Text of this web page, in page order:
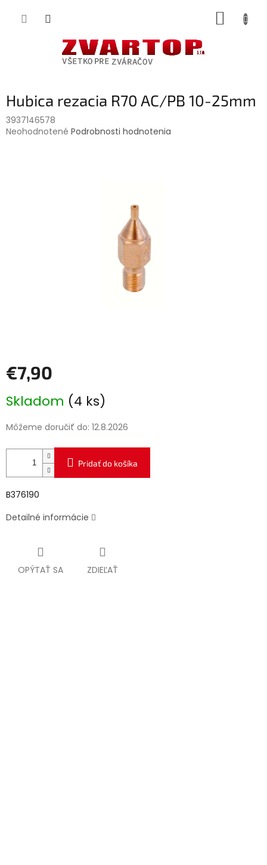
Hubica rezacia R70 AC/PB 10-25mm
3937146578
Priemerné
Neohodnotené Podrobnosti hodnotenia
€7,90
cena:
Skladom (4 ks)
Môžeme doručiť do: 12.8.2026
Pridať do košíka
B376190
Detailné informácie
OPÝTAŤ SA ZDIEĽAŤ